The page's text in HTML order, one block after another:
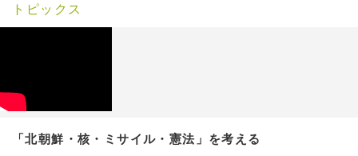
トピックス
「北朝鮮・核・ミサイル・憲法」を考える